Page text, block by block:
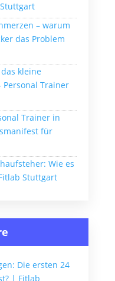
– warum
das Problem
kleine
Personal Trainer
Trainer in
für
Wie es
Stuttgart
Die ersten 24
| Fitlab